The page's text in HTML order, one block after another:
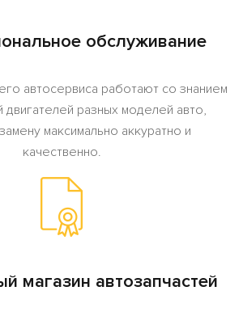
обслуживание
автосервиса работают со знанием
разных моделей авто,
максимально аккуратно и
качественно.
магазин автозапчастей